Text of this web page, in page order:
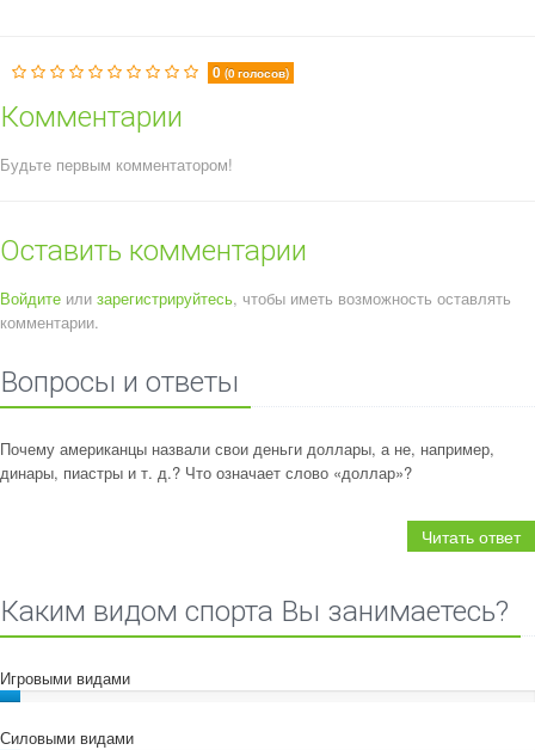
0 (0 голосов)
Комментарии
Будьте первым комментатором!
Оставить комментарии
Войдите или зарегистрируйтесь, чтобы иметь возможность оставлять
комментарии.
Вопросы и ответы
Почему американцы назвали свои деньги доллары, а не, например,
динары, пиастры и т. д.? Что означает слово «доллар»?
Читать ответ
Каким видом спорта Вы занимаетесь?
Игровыми видами
Силовыми видами